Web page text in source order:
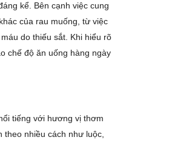
kể. Bên cạnh việc cung
của rau muống, từ việc
do thiếu sắt. Khi hiểu rõ
chế độ ăn uống hàng ngày
tiếng với hương vị thơm
nhiều cách như luộc,